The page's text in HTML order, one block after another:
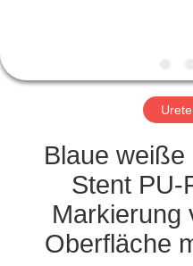
SIE
MIT
VERBINDUNG
FORDERN
Blaue
Stent PU-
Markierung
Oberfläche